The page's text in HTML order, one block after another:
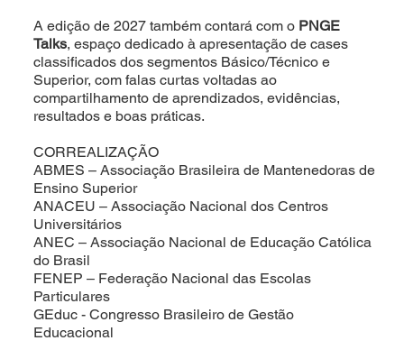
A edição de 2027 também contará com o PNGE
Talks, espaço dedicado à apresentação de cases
classificados dos segmentos Básico/Técnico e
Superior, com falas curtas voltadas ao
compartilhamento de aprendizados, evidências,
resultados e boas práticas.
CORREALIZAÇÃO
ABMES – Associação Brasileira de Mantenedoras de
Ensino Superior
ANACEU – Associação Nacional dos Centros
Universitários
ANEC – Associação Nacional de Educação Católica
do Brasil
FENEP – Federação Nacional das Escolas
Particulares
GEduc - Congresso Brasileiro de Gestão
Educacional